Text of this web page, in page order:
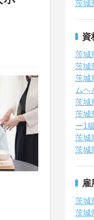
茨城
資
茨城
茨城
茨城
ムヘ
茨城
茨城
ー1
茨城
茨城
雇
茨城
茨城